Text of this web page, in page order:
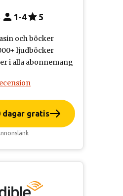
1-4 5
och böcker
ljudböcker
i alla abonnemang
dagar gratis